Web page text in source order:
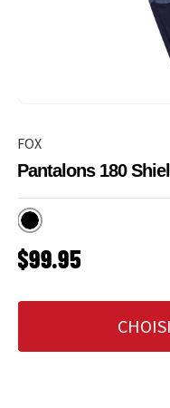
FOX
Pantalons 180
Noir
PRIX HABITUEL
$99.95